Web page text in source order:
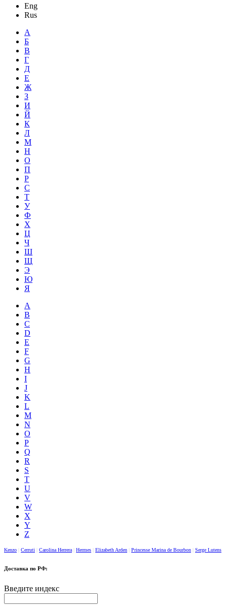
Eng
Rus
А
Б
В
Г
Д
Е
Ж
З
И
Й
К
Л
М
Н
О
П
Р
С
Т
У
Ф
Х
Ц
Ч
Ш
Щ
Э
Ю
Я
A
B
C
D
E
F
G
H
I
J
K
L
M
N
O
P
Q
R
S
T
U
V
W
X
Y
Z
Kenzo Cerruti Carolina Herrera Hermes Elizabeth Arden Princesse Marina de Bourbon Serge Lutens
Доставка по РФ:
Введите индекс